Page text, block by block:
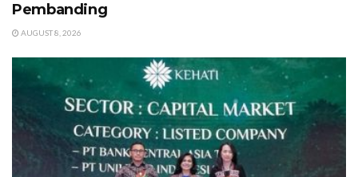
Pembanding
AUGUST 8, 2026